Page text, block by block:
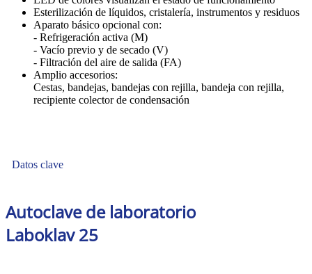
Esterilización de líquidos, cristalería, instrumentos y residuos
Aparato básico opcional con:
- Refrigeración activa (M)
- Vacío previo y de secado (V)
- Filtración del aire de salida (FA)
Amplio accesorios:
Cestas, bandejas, bandejas con rejilla, bandeja con rejilla,
recipiente colector de condensación
Datos clave
Autoclave de laboratorio
Laboklav 25